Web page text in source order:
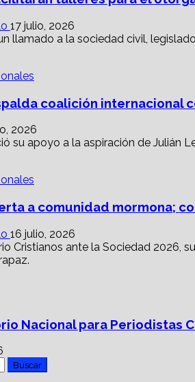
17 julio, 2026
coalición internacional
2026
a comunidad mormona;
16 julio, 2026
Nacional para Periodistas